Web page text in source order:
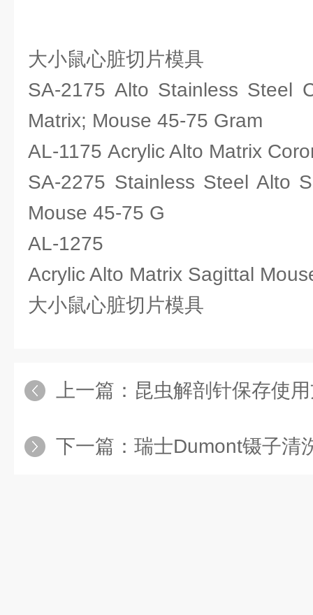
大小鼠心脏切片模具
SA-2175 Alto Stainless Steel
Matrix; Mouse 45-75 Gram
AL-1175 Acrylic Alto Matrix
SA-2275 Stainless Steel Alto
Mouse 45-75 G
AL-1275
Acrylic Alto Matrix Sagittal
大小鼠心脏切片模具
上一篇： 昆虫解剖针保存使
下一篇： 瑞士Dumont镊子清